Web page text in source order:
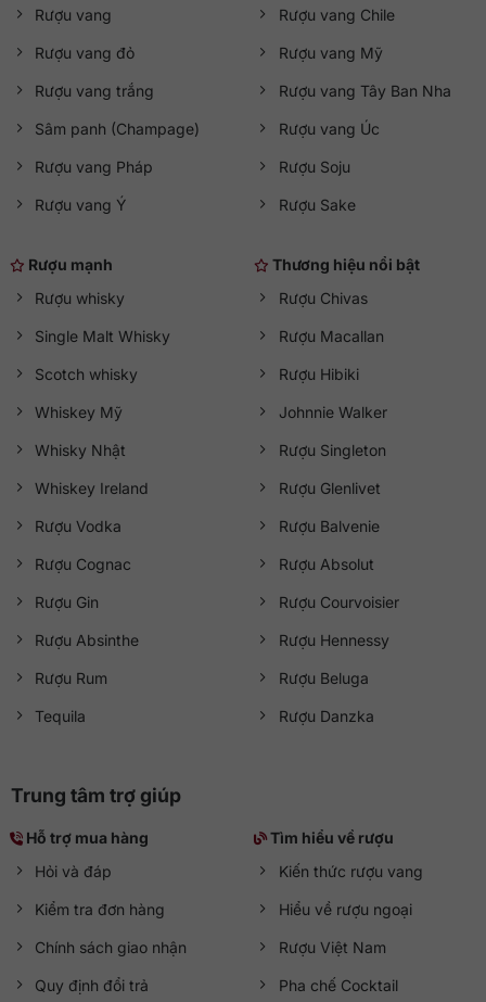
Rượu vang
Rượu vang đỏ
Rượu vang trắng
Sâm panh (Champage)
Rượu vang Pháp
Rượu vang Ý
Rượu vang Chile
Rượu vang Mỹ
Rượu vang Tây Ban Nha
Rượu vang Úc
Rượu Soju
Rượu Sake
Rượu mạnh
Rượu whisky
Single Malt Whisky
Scotch whisky
Whiskey Mỹ
Whisky Nhật
Whiskey Ireland
Rượu Vodka
Rượu Cognac
Rượu Gin
Rượu Absinthe
Rượu Rum
Tequila
Thương hiệu nổi bật
Rượu Chivas
Rượu Macallan
Rượu Hibiki
Johnnie Walker
Rượu Singleton
Rượu Glenlivet
Rượu Balvenie
Rượu Absolut
Rượu Courvoisier
Rượu Hennessy
Rượu Beluga
Rượu Danzka
Trung tâm trợ giúp
Hỗ trợ mua hàng
Hỏi và đáp
Kiểm tra đơn hàng
Chính sách giao nhận
Quy định đổi trả
Tìm hiểu về rượu
Kiến thức rượu vang
Hiểu về rượu ngoại
Rượu Việt Nam
Pha chế Cocktail